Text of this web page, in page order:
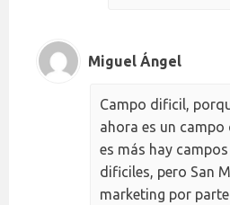
Miguel Ángel
Campo dificil,
ahora es un
es más hay
dificiles, pero San
marketing por